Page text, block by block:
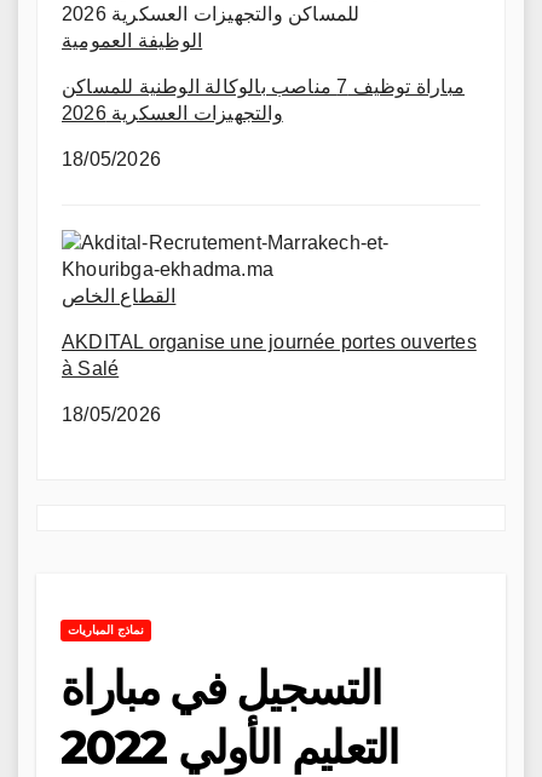
الوظيفة العمومية
مباراة توظيف 7 مناصب بالوكالة الوطنية للمساكن
والتجهيزات العسكرية 2026
18/05/2026
القطاع الخاص
AKDITAL organise une journée portes ouvertes
à Salé
18/05/2026
نماذج المباريات
التسجيل في مباراة
التعليم الأولي 2022